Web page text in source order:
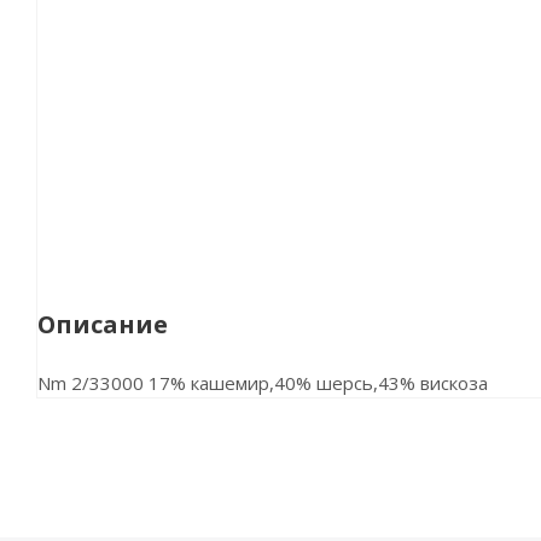
Описание
Nm 2/33000 17% кашемир,40% шерсь,43% вискоза